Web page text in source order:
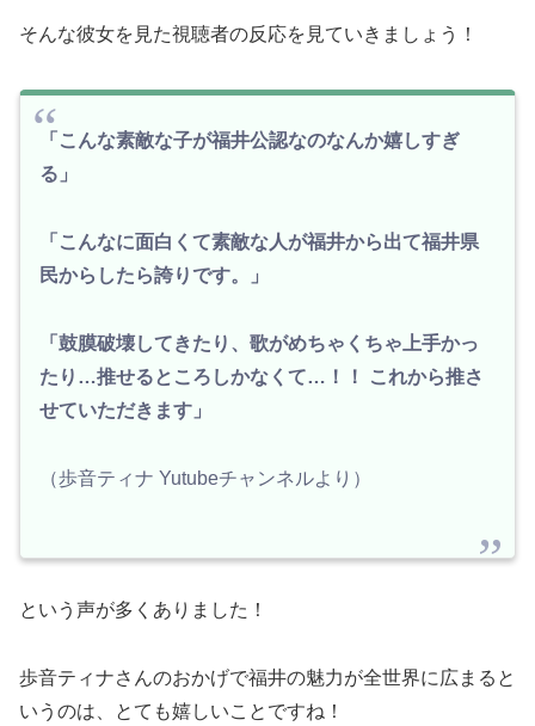
そんな彼女を見た視聴者の反応を見ていきましょう！
「こんな素敵な子が福井公認なのなんか嬉しすぎ
る」
「こんなに面白くて素敵な人が福井から出て福井県
民からしたら誇りです。」
「鼓膜破壊してきたり、歌がめちゃくちゃ上手かっ
たり…推せるところしかなくて…！！️ これから推さ
せていただきます」
（歩音ティナ Yutubeチャンネルより）
という声が多くありました！
歩音ティナさんのおかげで福井の魅力が全世界に広まると
いうのは、とても嬉しいことですね！